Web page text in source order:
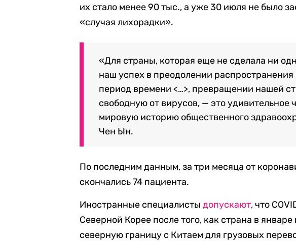
их стало менее 90 тыс., а уже 30 июля не было
«случая лихорадки».
«Для страны, которая еще не сделала ни
наш успех в преодолении распространения
период времени <…>, превращении нашей
свободную от вирусов, — это удивительное
мировую историю общественного
Чен Ын.
По последним данным, за три месяца от
скончались 74 пациента.
Иностранные специалистыдопускают, что
Северной Корее после того, как страна в
северную границу с Китаем для грузовых